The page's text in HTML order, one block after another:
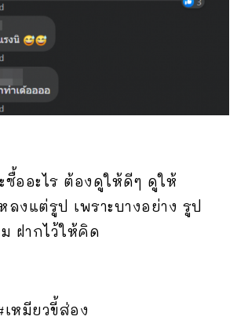
ซื้ออะไร ต้องดูให้ดีๆ ดูให้
ลงแต่รูป เพราะบางอย่าง รูป
ฝากไว้ให้คิด
เหมียวขี้ส่อง